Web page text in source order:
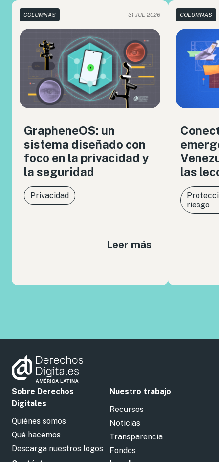
COLUMNAS 31 JUL 2026
GrapheneOS: un
sistema diseñado con
foco en la privacidad y
la seguridad
Privacidad
Leer más
COLUMNAS
las
riesgo
Sobre Derechos
Digitales
Quiénes somos
Qué hacemos
Descarga nuestros logos
Nuestro trabajo
Recursos
Noticias
Transparencia
Fondos